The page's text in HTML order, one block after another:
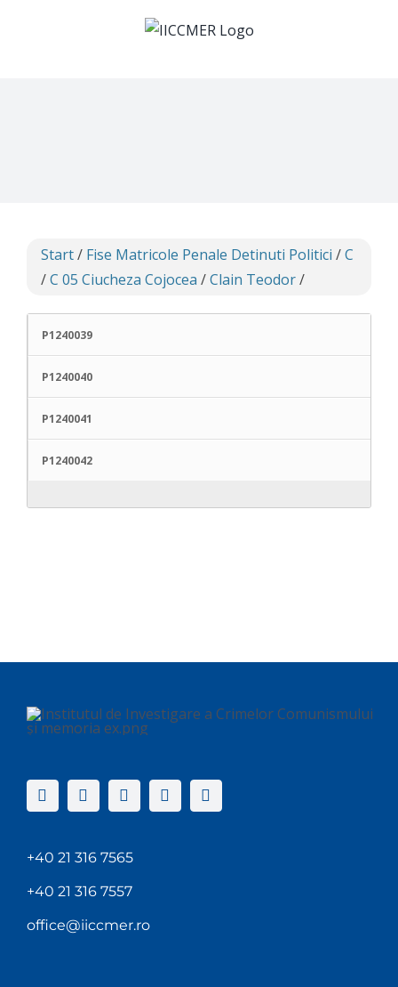
Start/ Fise Matricole Penale Detinuti Politici /C
/C 05 Ciucheza Cojocea /Clain Teodor/
P1240039
P1240040
P1240041
P1240042
+40 21 316 7565
+40 21 316 7557
office@iiccmer.ro